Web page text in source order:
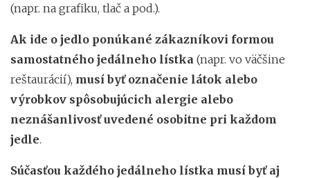
(napr. na grafiku, tlač a pod.).
Ak ide o jedlo ponúkané zákazníkovi formou
samostatného jedálneho lístka (napr. vo väčšine
reštaurácií), musí byť označenie látok alebo
výrobkov spôsobujúcich alergie alebo
neznášanlivosťuvedené osobitne pri každom
jedle.
Súčasťou každého jedálneho lístka musí byť aj